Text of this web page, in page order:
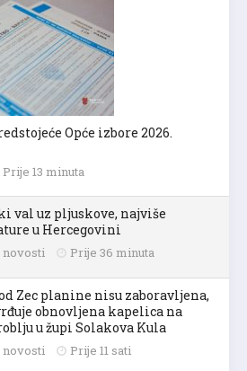
Opće izbore 2026.
Prije 13 minuta
val uz pljuskove, najviše
u Hercegovini
novosti Prije 36 minuta
Zec planine nisu zaboravljena,
obnovljena kapelica na
u župi Solakova Kula
novosti Prije 11 sati